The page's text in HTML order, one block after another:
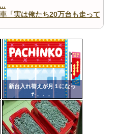
「実は俺たち20万台も走って
「こういうのでいいんだよ」
新台入れ替えが月１になっ
た。。。